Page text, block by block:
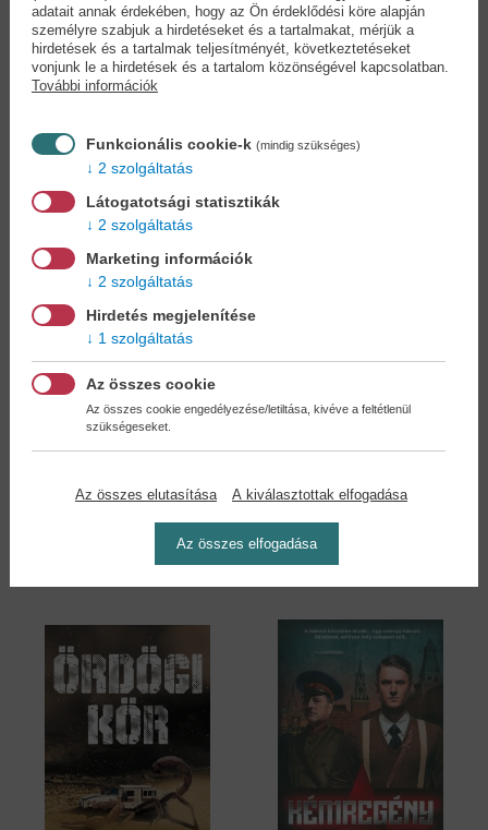
A Führer árvái
David Laws
15,29 € 13,90 €
A háború
szomorúsága
Bao Ninh
10,24 € 8,90 €
Alan Hlad
11,90 €
Laskai-Varga Botond
adatait annak érdekében, hogy az Ön érdeklődési köre alapján
személyre szabjuk a hirdetéseket és a tartalmakat, mérjük a
hirdetések és a tartalmak teljesítményét, következtetéseket
vonjunk le a hirdetések és a tartalom közönségével kapcsolatban.
További információk
Funkcionális cookie-k (mindig szükséges)
2 szolgáltatás
Látogatotsági statisztikák
2 szolgáltatás
Marketing információk
2 szolgáltatás
Hirdetés megjelenítése
1 szolgáltatás
Az összes cookie
Az összes cookie engedélyezése/letiltása, kivéve a feltétlenül
szükségeseket.
Az összes elutasítása A kiválasztottak elfogadása
Az összes elfogadása